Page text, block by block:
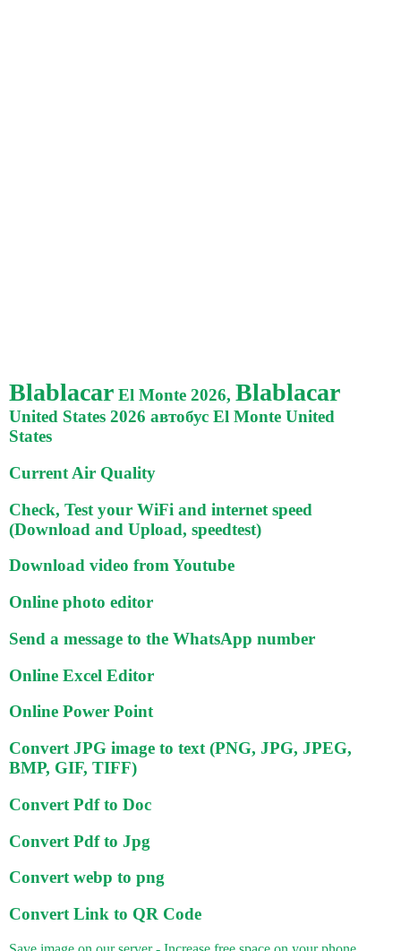
Blablacar El Monte 2026, Blablacar
United States 2026 автобус El Monte United
States
Current Air Quality
Check, Test your WiFi and internet speed
(Download and Upload, speedtest)
Download video from Youtube
Online photo editor
Send a message to the WhatsApp number
Online Excel Editor
Online Power Point
Convert JPG image to text (PNG, JPG, JPEG,
BMP, GIF, TIFF)
Convert Pdf to Doc
Convert Pdf to Jpg
Convert webp to png
Convert Link to QR Code